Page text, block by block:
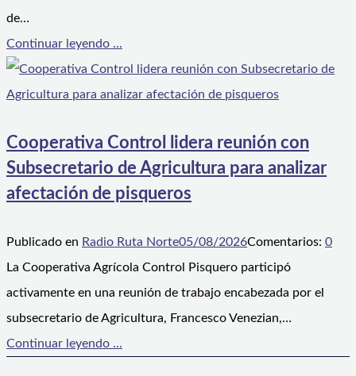
de…
Continuar leyendo ...
Cooperativa Control lidera reunión con
Subsecretario de Agricultura para analizar
afectación de pisqueros
Publicado en Radio Ruta Norte05/08/2026Comentarios: 0
La Cooperativa Agrícola Control Pisquero participó
activamente en una reunión de trabajo encabezada por el
subsecretario de Agricultura, Francesco Venezian,…
Continuar leyendo ...